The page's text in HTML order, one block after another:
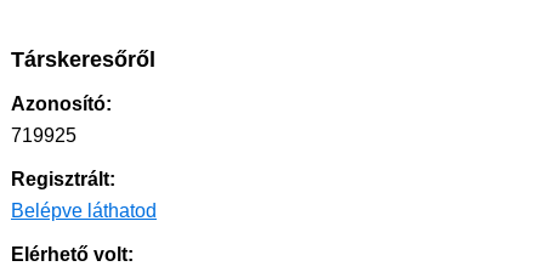
Társkeresőről
Azonosító:
719925
Regisztrált:
Belépve láthatod
Elérhető volt: